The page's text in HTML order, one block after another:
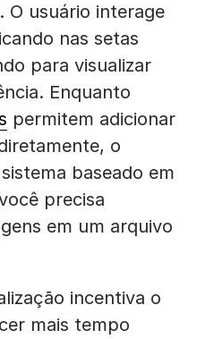
O usuário interage
nas setas
para visualizar
Enquanto
permitem adicionar
o
baseado em
precisa
em um arquivo
incentiva o
mais tempo